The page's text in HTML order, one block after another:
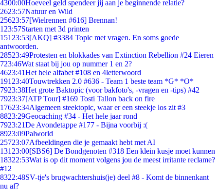
4300:00Hoeveel geld spendeer jij aan je beginnende relatie?
2623:57Natuur en Wild
25623:57[Wielrennen #616] Brennan!
1 23:57Starten met 3d printen
151 23:53[AKQ] #3384 Topic met vragen. En soms goede
antwoorden.
28523:49Protesten en blokkades van Extinction Rebellion #24 Eieren
723:46Wat staat bij jou op nummer 1 en 2?
4623:41Het hele alfabet #108 en 4letterwoord
191 23:40Touwtrekken 2.0 #636 - Team 1 beste team *G* *O*
7923:38Het grote Baktopic (voor bakfoto's, -vragen en -tips) #42
7923:37[ATP Tour] #169 Tosti Tallon back on fire
17623:34Algemeen steektopic, waar er een steekje los zit #3
8823:29Geocaching #34 - Het hele jaar rond
7923:21De Avondetappe #177 - Bijna voorbij :(
8923:09Palworld
25723:07Afbeeldingen die je gemaakt hebt met AI
131 23:00[SBS6] De Bondgenoten #318 Een klein kusje moet kunnen
18322:53Wat is op dit moment volgens jou de meest irritante reclame?
#12
8322:48SV-tje's brugwachtershuis(je) deel #8 - Komt de binnenkant
nu af?